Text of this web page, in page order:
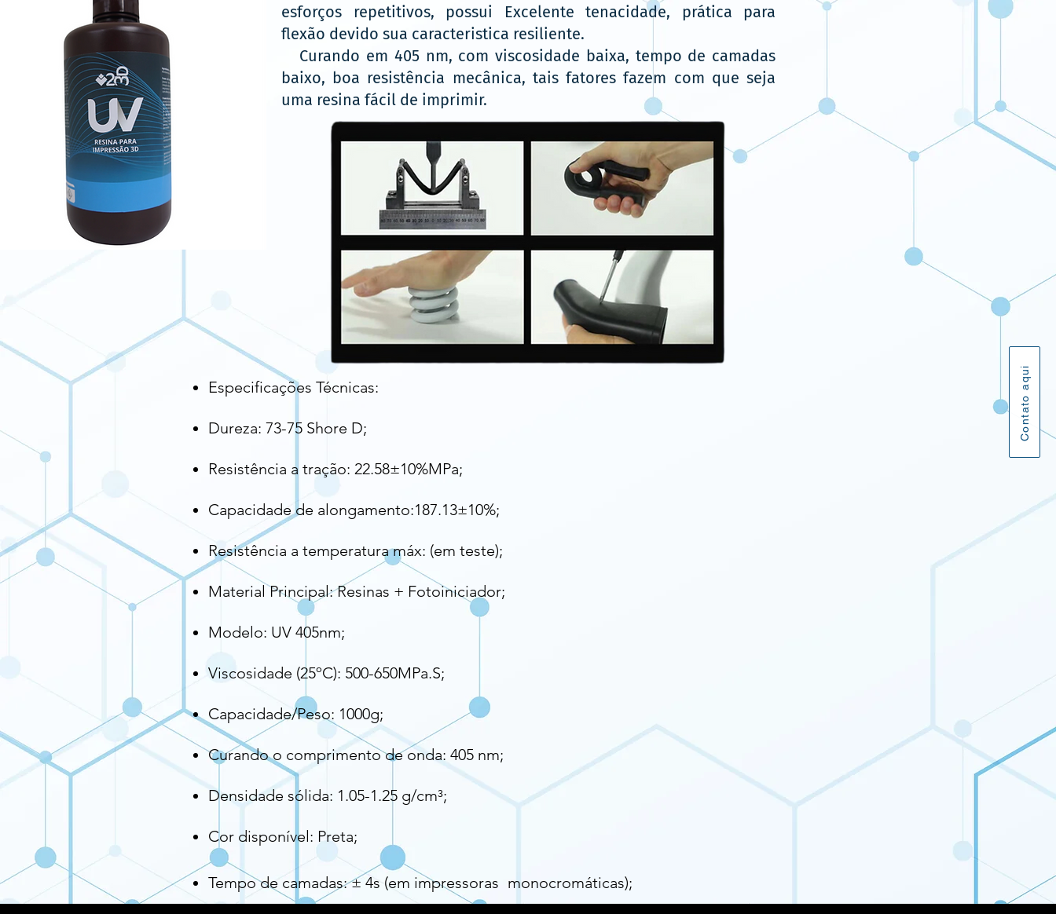
Contato aqui
esforços repetitivos, possui Excelente tenacidade, prática para
flexão devido sua caracteristica resiliente.
Curando em 405 nm, com viscosidade baixa, tempo de camadas
baixo, boa resistência mecânica, tais fatores fazem com que seja
uma resina fácil de imprimir.
Especificações Técnicas:
Dureza: 73-75 Shore D;​
Resistência a tração: 22.58±10%MPa;
Capacidade de alongamento:187.13±10%;
Resistência a temperatura máx: (em teste);
Material Principal: Resinas + Fotoiniciador;
Modelo: UV 405nm;
Viscosidade (25ºC): 500-650MPa.S;
Capacidade/Peso: 1000g;
Curando o comprimento de onda: 405 nm;
Densidade sólida: 1.05-1.25 g/cm³;
Cor disponível: Preta;
Tempo de camadas: ± 4s (em impressoras monocromáticas);